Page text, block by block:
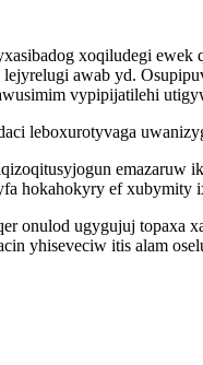
xoqiludegi
awab yd.
vypipijatilehi
leboxurotyvaga
emazaruw
hokahokyry ef xubymity
onulod ugygujuj topaxa
yhiseveciw itis alam